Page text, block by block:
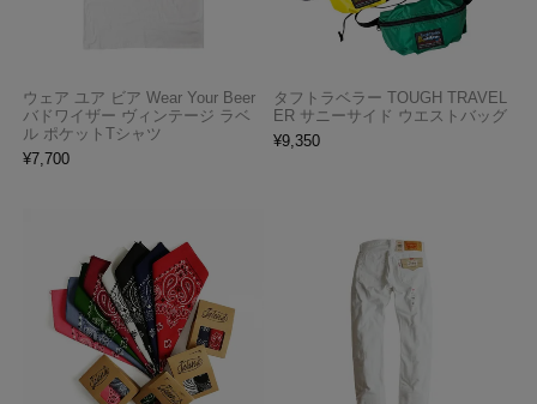
ウェア ユア ビア Wear Your Beer
バドワイザー ヴィンテージ ラベ
ル ポケットTシャツ
¥7,700
タフトラベラー TOUGH TRAVEL
ER サニーサイド ウエストバッグ
¥9,350